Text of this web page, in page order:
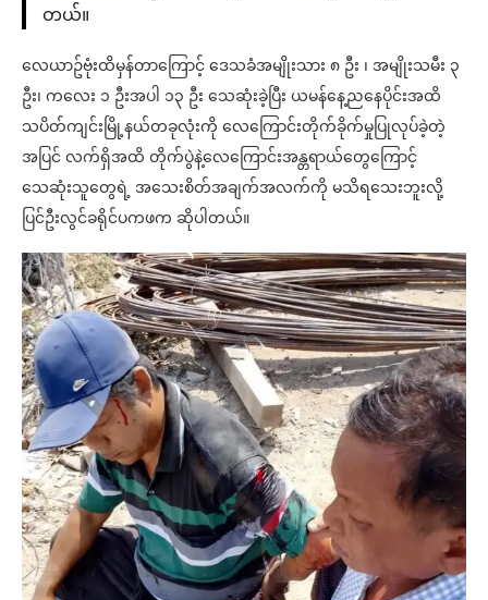
တယ်။
လေယာဥ်ဗုံးထိမှန်တာကြောင့် ဒေသခံအမျိုးသား ၈ ဦး ၊ အမျိုးသမီး ၃
ဦး၊ ကလေး ၁ ဦးအပါ ၁၃ ဦး သေဆုံးခဲ့ပြီး ယမန်နေ့ညနေပိုင်းအထိ
သပိတ်ကျင်းမြို့နယ်တခုလုံးကို လေကြောင်းတိုက်ခိုက်မှုပြုလုပ်ခဲ့တဲ့
အပြင် လက်ရှိအထိ တိုက်ပွဲနဲ့လေကြောင်းအန္တရာယ်တွေကြောင့်
သေဆုံးသူတွေရဲ့ အသေးစိတ်အချက်အလက်ကို မသိရသေးဘူးလို့
ပြင်ဦးလွင်ခရိုင်ပကဖက ဆိုပါတယ်။